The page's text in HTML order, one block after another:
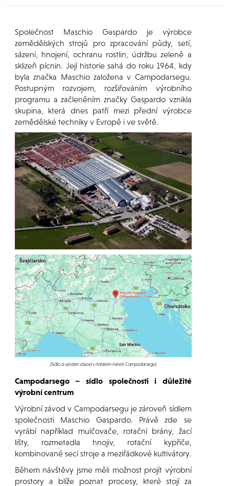
Společnost Maschio Gaspardo je výrobce
zemědělských strojů pro zpracování půdy, setí,
sázení, hnojení, ochranu rostlin, údržbu zeleně a
sklizeň pícnin. Její historie sahá do roku 1964, kdy
byla značka Maschio založena v Campodarsegu.
Postupným rozvojem, rozšiřováním výrobního
programu a začleněním značky Gaspardo vznikla
skupina, která dnes patří mezi přední výrobce
zemědělské techniky v Evropě i ve světě.
(Sídlo a výrobní závod v italském městě Campodarsego)
Campodarsego – sídlo společnosti i důležité
výrobní centrum
Výrobní závod v Campodarsegu je zároveň sídlem
společnosti Maschio Gaspardo. Právě zde se
vyrábí například mulčovače, rotační brány, žací
lišty, rozmetadla hnojiv, rotační kypřiče,
kombinované secí stroje a meziřádkové kultivátory.
Během návštěvy jsme měli možnost projít výrobní
prostory a blíže poznat procesy, které stojí za